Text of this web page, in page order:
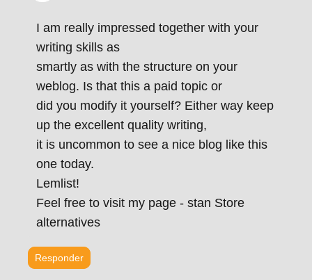
I am really impressed together with your
writing skills as
smartly as with the structure on your
weblog. Is that this a paid topic or
did you modify it yourself? Either way keep
up the excellent quality writing,
it is uncommon to see a nice blog like this
one today.
Lemlist!
Feel free to visit my page - stan Store
alternatives
Responder